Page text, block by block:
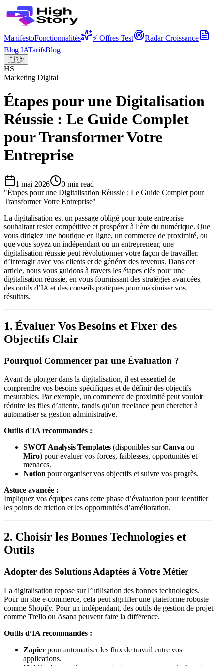
ManifestoFonctionnalités ⚡ Offres Test
Radar Croissance
Blog IATarifsBlog
🇫🇷fr
HS
Marketing Digital
Étapes pour une Digitalisation
Réussie : Le Guide Complet
pour Transformer Votre
Entreprise
1 mai 2026 0 min read
"Étapes pour une Digitalisation Réussie : Le Guide Complet pour
Transformer Votre Entreprise"
La digitalisation est un passage obligé pour toute entreprise
souhaitant rester compétitive et prospérer à l’ère du numérique. Que
vous dirigiez une boutique en ligne, un commerce de proximité, ou
que vous soyez un indépendant ou un entrepreneur, une
digitalisation réussie peut révolutionner votre façon de travailler,
d’interagir avec vos clients et de générer des revenus. Dans cet
article, nous vous guidons à travers les étapes clés pour une
digitalisation réussie, en vous fournissant des stratégies avancées,
des outils d’IA et des conseils pratiques pour maximiser vos
résultats.
1. Évaluer Vos Besoins et Fixer des
Objectifs Clair
Pourquoi Commencer par une Évaluation ?
Avant de plonger dans la digitalisation, il est essentiel de
comprendre vos besoins spécifiques et de définir des objectifs
mesurables. Par exemple, un commerce de proximité peut vouloir
réduire les files d’attente, tandis qu’un freelance peut chercher à
automatiser sa gestion administrative.
Outils d’IA recommandés :
SWOT Analysis Templates (disponibles surCanva ou
Miro) pour évaluer vos forces, faiblesses, opportunités et
menaces.
Notion pour organiser vos objectifs et suivre vos progrès.
Astuce avancée :
Impliquez vos équipes dans cette phase d’évaluation pour identifier
les points de friction et les opportunités d’amélioration.
2. Choisir les Bonnes Technologies et
Outils
Adopter des Solutions Adaptées à Votre Métier
La digitalisation repose sur l’utilisation des bonnes technologies.
Pour un site e-commerce, cela peut signifier une plateforme robuste
comme Shopify. Pour un indépendant, des outils de gestion de projet
comme Trello ou Asana peuvent faire la différence.
Outils d’IA recommandés :
Zapier pour automatiser les flux de travail entre vos
applications.